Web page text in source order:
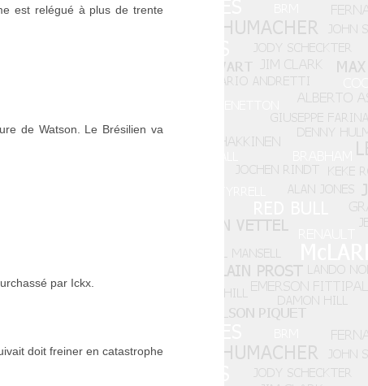
est relégué à plus de trente
de Watson. Le Brésilien va
par Ickx.
doit freiner en catastrophe